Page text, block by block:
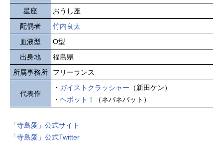
星座
おうし座
配偶者
竹内良太
血液型
O型
出身地
福島県
所属事務所
フリーランス
代表作
・ ガイストクラッシャー （新田ケン）
・ ヘボット！ （ネバネバット）
「寺島愛」公式サイト
「寺島愛」公式Twitter